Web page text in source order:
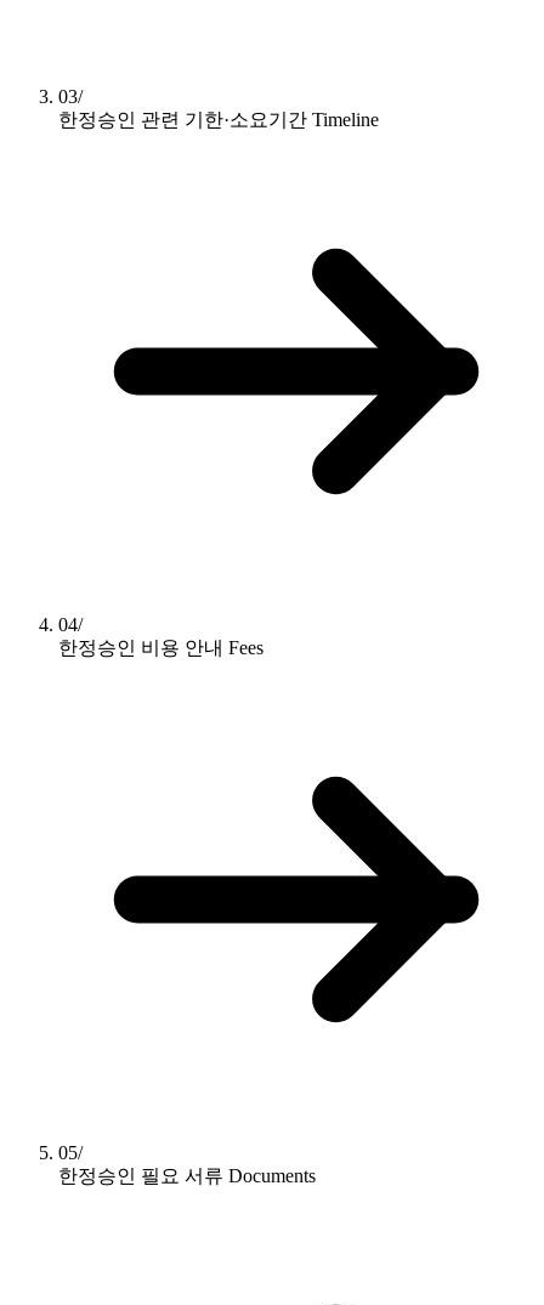
03/
한정승인 관련 기한·소요기간 Timeline
04/
한정승인 비용 안내 Fees
05/
한정승인 필요 서류 Documents